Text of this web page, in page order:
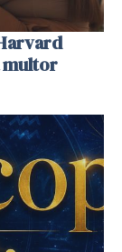
multor